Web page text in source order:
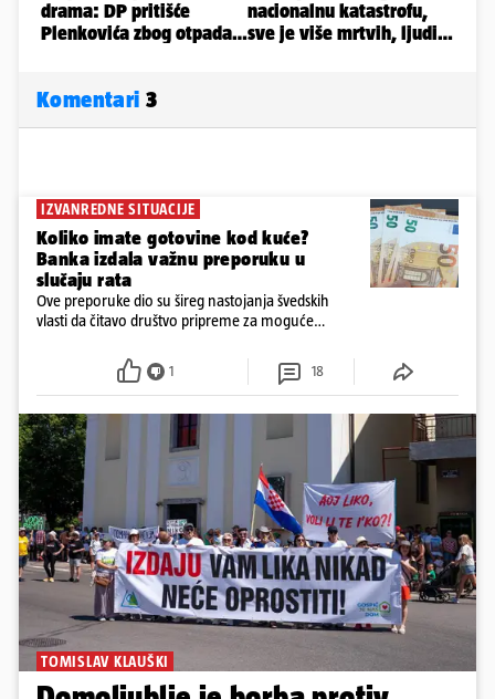
Komentari 3
IZVANREDNE SITUACIJE
Koliko imate gotovine kod kuće?
Banka izdala važnu preporuku u
slučaju rata
Ove preporuke dio su šireg nastojanja švedskih
vlasti da čitavo društvo pripreme za moguće
1 18
TOMISLAV KLAUŠKI